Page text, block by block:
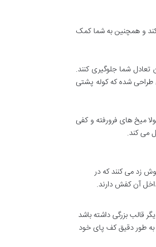
و همچنین به شما کمک
شما جلوگیری کنند.
شده که کوله پشتی
میخ های فرورفته و کفی
می کند.
زد می کنند که در
آن کفش دارند.
همیشه سایز 40 می پوشید، یک کفش از برند دیگر قالب بزرگی داشته باشد
به طور دقیق کف پای خود